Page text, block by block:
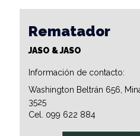
Rematador
JASO & JASO
Información de contacto:
Washington Beltrán 656,
3525
Cel. 099 622 884